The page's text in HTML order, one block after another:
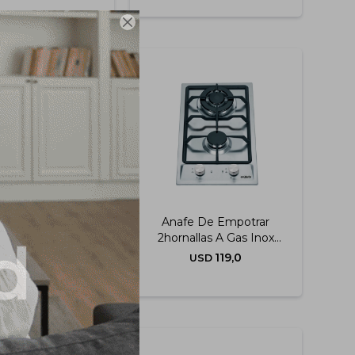

C/frontal
Enxuta
USD 349,0
Anafe De Empotrar
2hornallas A Gas Inox
Enxuta
USD 119,0